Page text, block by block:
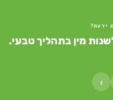
ידעת?
מין בתהליך טבעי.